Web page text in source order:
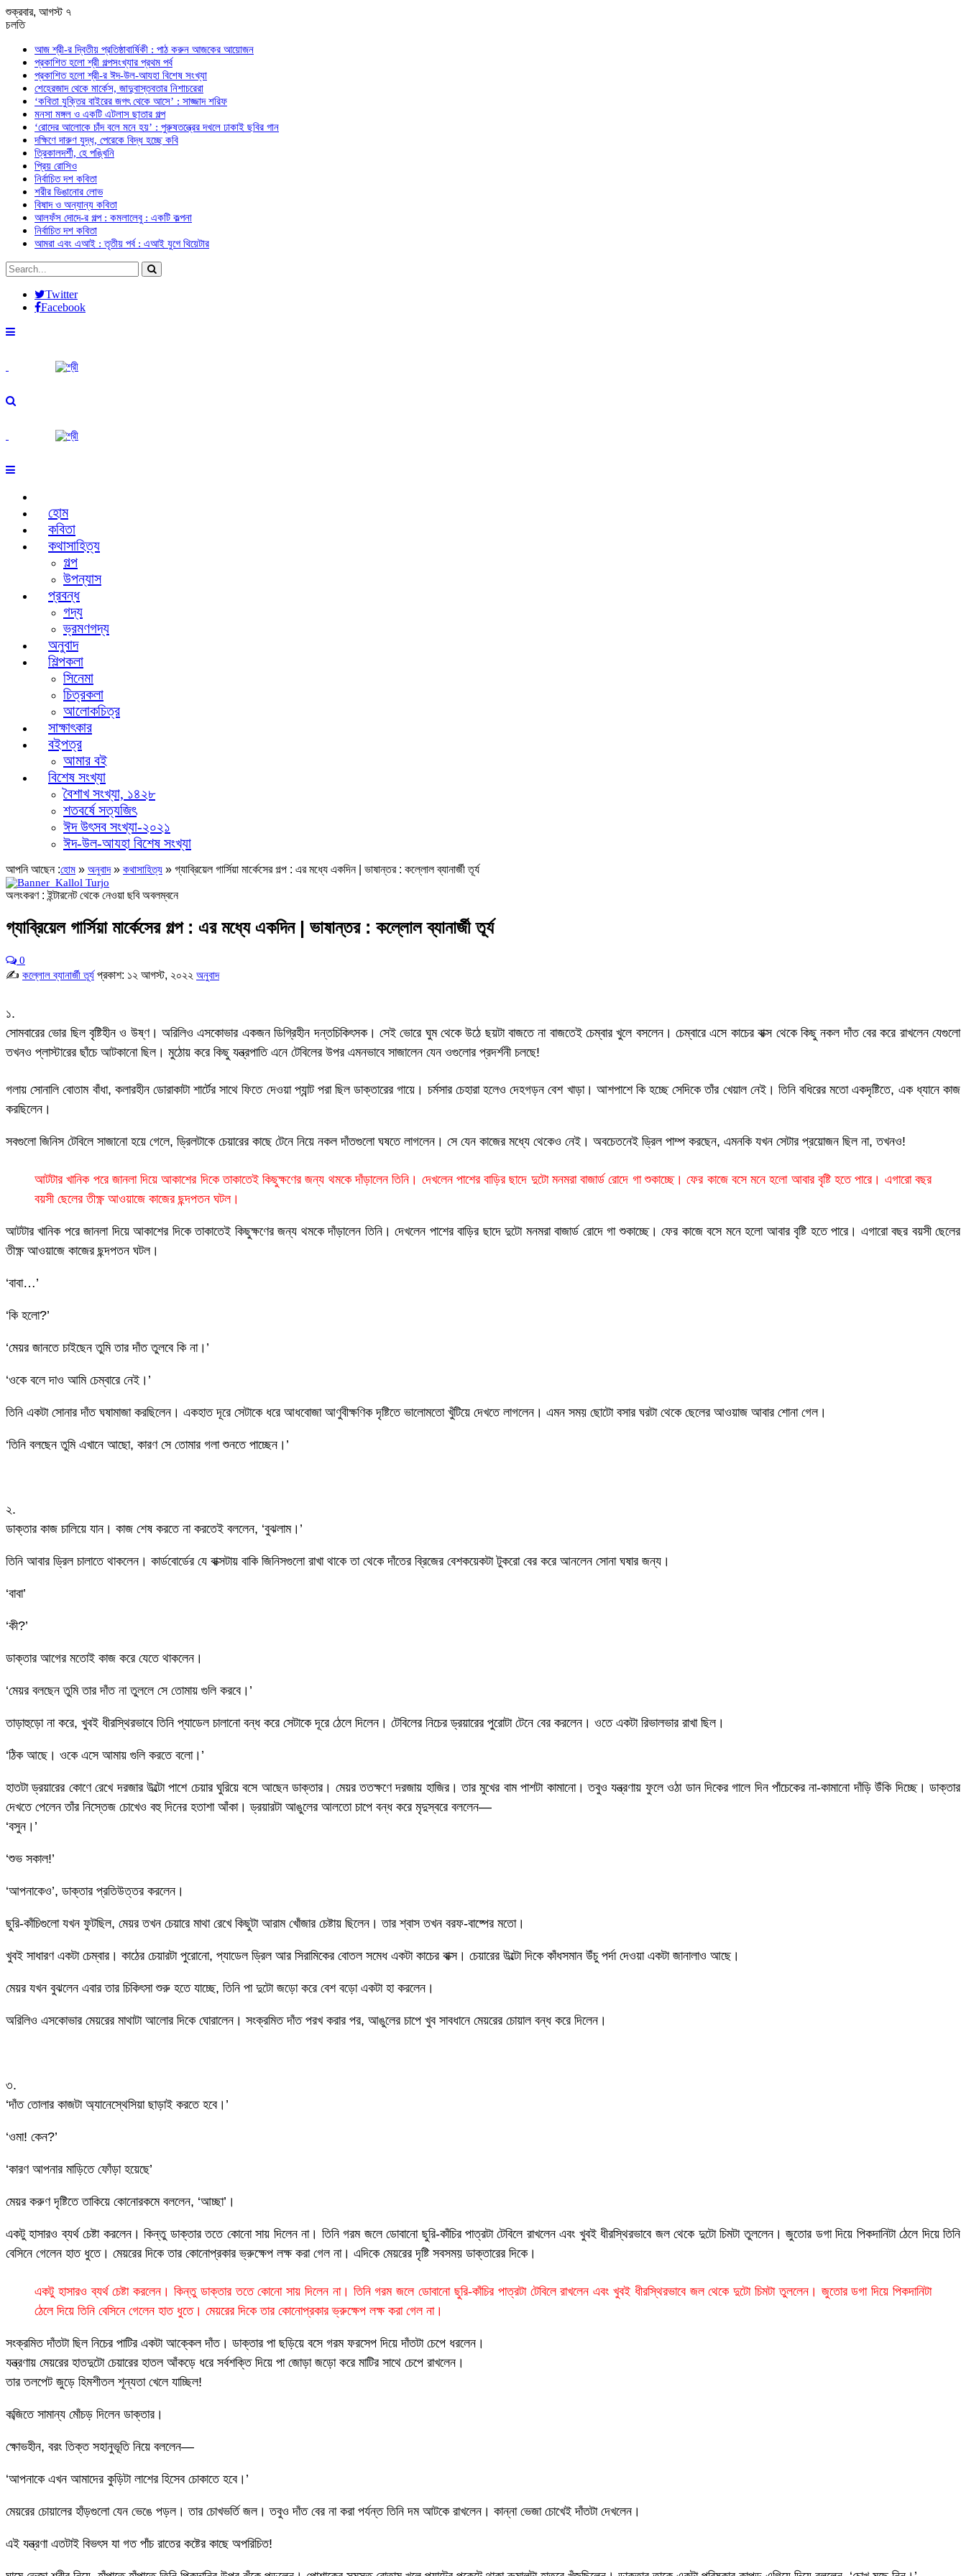
শুক্রবার, আগস্ট ৭
চলতি
আজ শ্রী-র দ্বিতীয় প্রতিষ্ঠাবার্ষিকী : পাঠ করুন আজকের আয়োজন
প্রকাশিত হলো শ্রী গল্পসংখ্যার প্রথম পর্ব
প্রকাশিত হলো শ্রী-র ঈদ-উল-আযহা বিশেষ সংখ্যা
শেহেরজাদ থেকে মার্কেস, জাদুবাস্তবতার নিশাচরেরা
‘কবিতা যুক্তির বাইরের জগৎ থেকে আসে’ : সাজ্জাদ শরিফ
মনসা মঙ্গল ও একটি এটলাস ছাতার গল্প
‘রোদের আলোকে চাঁদ বলে মনে হয়’ : পুরুষতন্ত্রের দখলে ঢাকাই ছবির গান
দক্ষিণে দারুণ যুদ্ধ, পেরেকে বিদ্ধ হচ্ছে কবি
ত্রিকালদর্শী, হে পঙ্খিনি
প্রিয় রোসিও
নির্বাচিত দশ কবিতা
শরীর ডিঙানোর লোভ
বিষাদ ও অন্যান্য কবিতা
আলফঁস দোদে-র গল্প : কমলালেবু : একটি কল্পনা
নির্বাচিত দশ কবিতা
আমরা এবং এআই : তৃতীয় পর্ব : এআই যুগে থিয়েটার
Twitter
Facebook
হোম
কবিতা
কথাসাহিত্য
গল্প
উপন্যাস
প্রবন্ধ
গদ্য
ভ্রমণগদ্য
অনুবাদ
শিল্পকলা
সিনেমা
চিত্রকলা
আলোকচিত্র
সাক্ষাৎকার
বইপত্র
আমার বই
বিশেষ সংখ্যা
বৈশাখ সংখ্যা, ১৪২৮
শতবর্ষে সত্যজিৎ
ঈদ উৎসব সংখ্যা-২০২১
ঈদ-উল-আযহা বিশেষ সংখ্যা
আপনি আছেন :হোম » অনুবাদ » কথাসাহিত্য » গ্যাব্রিয়েল গার্সিয়া মার্কেসের গল্প : এর মধ্যে একদিন | ভাষান্তর : কল্লোল ব্যানার্জী তূর্য
অলংকরণ : ইন্টারনেট থেকে নেওয়া ছবি অবলম্বনে
গ্যাব্রিয়েল গার্সিয়া মার্কেসের গল্প : এর মধ্যে একদিন | ভাষান্তর : কল্লোল ব্যানার্জী তূর্য
0
✍ কল্লোল ব্যানার্জী তূর্য প্রকাশ: ১২ আগস্ট, ২০২২ অনুবাদ
১.
সোমবারের ভোর ছিল বৃষ্টিহীন ও উষ্ণ। অরিলিও এসকোভার একজন ডিগ্রিহীন দন্তচিকিৎসক। সেই ভোরে ঘুম থেকে উঠে ছয়টা বাজতে না বাজতেই চেম্বার খুলে বসলেন। চেম্বারে এসে কাচের বাক্স থেকে কিছু নকল দাঁত বের করে রাখলেন যেগুলো
তখনও প্লাস্টারের ছাঁচে আটকানো ছিল। মুঠোয় করে কিছু যন্ত্রপাতি এনে টেবিলের উপর এমনভাবে সাজালেন যেন ওগুলোর প্রদর্শনী চলছে!
গলায় সোনালি বোতাম বাঁধা, কলারহীন ডোরাকাটা শার্টের সাথে ফিতে দেওয়া প্যান্ট পরা ছিল ডাক্তারের গায়ে। চর্মসার চেহারা হলেও দেহগড়ন বেশ খাড়া। আশপাশে কি হচ্ছে সেদিকে তাঁর খেয়াল নেই। তিনি বধিরের মতো একদৃষ্টিতে, এক ধ্যানে কাজ
করছিলেন।
সবগুলো জিনিস টেবিলে সাজানো হয়ে গেলে, ড্রিলটাকে চেয়ারের কাছে টেনে নিয়ে নকল দাঁতগুলো ঘষতে লাগলেন। সে যেন কাজের মধ্যে থেকেও নেই। অবচেতনেই ড্রিল পাম্প করছেন, এমনকি যখন সেটার প্রয়োজন ছিল না, তখনও!
আটটার খানিক পরে জানলা দিয়ে আকাশের দিকে তাকাতেই কিছুক্ষণের জন্য থমকে দাঁড়ালেন তিনি। দেখলেন পাশের বাড়ির ছাদে দুটো মনমরা বাজার্ড রোদে গা শুকাচ্ছে। ফের কাজে বসে মনে হলো আবার বৃষ্টি হতে পারে। এগারো বছর
বয়সী ছেলের তীক্ষ্ণ আওয়াজে কাজের ছন্দপতন ঘটল।
আটটার খানিক পরে জানলা দিয়ে আকাশের দিকে তাকাতেই কিছুক্ষণের জন্য থমকে দাঁড়ালেন তিনি। দেখলেন পাশের বাড়ির ছাদে দুটো মনমরা বাজার্ড রোদে গা শুকাচ্ছে। ফের কাজে বসে মনে হলো আবার বৃষ্টি হতে পারে। এগারো বছর বয়সী ছেলের
তীক্ষ্ণ আওয়াজে কাজের ছন্দপতন ঘটল।
‘বাবা…’
‘কি হলো?’
‘মেয়র জানতে চাইছেন তুমি তার দাঁত তুলবে কি না।’
‘ওকে বলে দাও আমি চেম্বারে নেই।’
তিনি একটা সোনার দাঁত ঘষামাজা করছিলেন। একহাত দূরে সেটাকে ধরে আধবোজা আণুবীক্ষণিক দৃষ্টিতে ভালোমতো খুঁটিয়ে দেখতে লাগলেন। এমন সময় ছোটো বসার ঘরটা থেকে ছেলের আওয়াজ আবার শোনা গেল।
‘তিনি বলছেন তুমি এখানে আছো, কারণ সে তোমার গলা শুনতে পাচ্ছেন।’
২.
ডাক্তার কাজ চালিয়ে যান। কাজ শেষ করতে না করতেই বললেন, ‘বুঝলাম।’
তিনি আবার ড্রিল চালাতে থাকলেন। কার্ডবোর্ডের যে বাক্সটায় বাকি জিনিসগুলো রাখা থাকে তা থেকে দাঁতের ব্রিজের বেশকয়েকটা টুকরো বের করে আনলেন সোনা ঘষার জন্য।
‘বাবা’
‘কী?’
ডাক্তার আগের মতোই কাজ করে যেতে থাকলেন।
‘মেয়র বলছেন তুমি তার দাঁত না তুললে সে তোমায় গুলি করবে।’
তাড়াহুড়ো না করে, খুবই ধীরস্থিরভাবে তিনি প্যাডেল চালানো বন্ধ করে সেটাকে দূরে ঠেলে দিলেন। টেবিলের নিচের ড্রয়ারের পুরোটা টেনে বের করলেন। ওতে একটা রিভালভার রাখা ছিল।
‘ঠিক আছে। ওকে এসে আমায় গুলি করতে বলো।’
হাতটা ড্রয়ারের কোণে রেখে দরজার উল্টো পাশে চেয়ার ঘুরিয়ে বসে আছেন ডাক্তার। মেয়র ততক্ষণে দরজায় হাজির। তার মুখের বাম পাশটা কামানো। তবুও যন্ত্রণায় ফুলে ওঠা ডান দিকের গালে দিন পাঁচেকের না-কামানো দাঁড়ি উঁকি দিচ্ছে। ডাক্তার
দেখতে পেলেন তাঁর নিস্তেজ চোখেও বহু দিনের হতাশা আঁকা। ড্রয়ারটা আঙুলের আলতো চাপে বন্ধ করে মৃদুস্বরে বললেন—
‘বসুন।’
‘শুভ সকাল!’
‘আপনাকেও’, ডাক্তার প্রতিউত্তর করলেন।
ছুরি-কাঁচিগুলো যখন ফুটছিল, মেয়র তখন চেয়ারে মাথা রেখে কিছুটা আরাম খোঁজার চেষ্টায় ছিলেন। তার শ্বাস তখন বরফ-বাষ্পের মতো।
খুবই সাধারণ একটা চেম্বার। কাঠের চেয়ারটা পুরোনো, প্যাডেল ড্রিল আর সিরামিকের বোতল সমেধ একটা কাচের বাক্স। চেয়ারের উল্টো দিকে কাঁধসমান উঁচু পর্দা দেওয়া একটা জানালাও আছে।
মেয়র যখন বুঝলেন এবার তার চিকিৎসা শুরু হতে যাচ্ছে, তিনি পা দুটো জড়ো করে বেশ বড়ো একটা হা করলেন।
অরিলিও এসকোভার মেয়রের মাথাটা আলোর দিকে ঘোরালেন। সংক্রমিত দাঁত পরখ করার পর, আঙুলের চাপে খুব সাবধানে মেয়রের চোয়াল বন্ধ করে দিলেন।
৩.
‘দাঁত তোলার কাজটা অ্যানেস্থেসিয়া ছাড়াই করতে হবে।’
‘ওমা! কেন?’
‘কারণ আপনার মাড়িতে ফোঁড়া হয়েছে’
মেয়র করুণ দৃষ্টিতে তাকিয়ে কোনোরকমে বললেন, ‘আচ্ছা’।
একটু হাসারও ব্যর্থ চেষ্টা করলেন। কিন্তু ডাক্তার ততে কোনো সায় দিলেন না। তিনি গরম জলে ডোবানো ছুরি-কাঁচির পাত্রটা টেবিলে রাখলেন এবং খুবই ধীরস্থিরভাবে জল থেকে দুটো চিমটা তুললেন। জুতোর ডগা দিয়ে পিকদানিটা ঠেলে দিয়ে তিনি
বেসিনে গেলেন হাত ধুতে। মেয়রের দিকে তার কোনোপ্রকার ভ্রুক্ষেপ লক্ষ করা গেল না। এদিকে মেয়রের দৃষ্টি সবসময় ডাক্তারের দিকে।
একটু হাসারও ব্যর্থ চেষ্টা করলেন। কিন্তু ডাক্তার ততে কোনো সায় দিলেন না। তিনি গরম জলে ডোবানো ছুরি-কাঁচির পাত্রটা টেবিলে রাখলেন এবং খুবই ধীরস্থিরভাবে জল থেকে দুটো চিমটা তুললেন। জুতোর ডগা দিয়ে পিকদানিটা
ঠেলে দিয়ে তিনি বেসিনে গেলেন হাত ধুতে। মেয়রের দিকে তার কোনোপ্রকার ভ্রুক্ষেপ লক্ষ করা গেল না।
সংক্রমিত দাঁতটা ছিল নিচের পাটির একটা আক্কেল দাঁত। ডাক্তার পা ছড়িয়ে বসে গরম ফরসেপ দিয়ে দাঁতটা চেপে ধরলেন।
যন্ত্রণায় মেয়রের হাতদুটো চেয়ারের হাতল আঁকড়ে ধরে সর্বশক্তি দিয়ে পা জোড়া জড়ো করে মাটির সাথে চেপে রাখলেন।
তার তলপেট জুড়ে হিমশীতল শূন্যতা খেলে যাচ্ছিল!
কব্জিতে সামান্য মোঁচড় দিলেন ডাক্তার।
ক্ষোভহীন, বরং তিক্ত সহানুভূতি নিয়ে বললেন—
‘আপনাকে এখন আমাদের কুড়িটা লাশের হিসেব চোকাতে হবে।’
মেয়রের চোয়ালের হাঁড়গুলো যেন ভেঙে পড়ল। তার চোখভর্তি জল। তবুও দাঁত বের না করা পর্যন্ত তিনি দম আটকে রাখলেন। কান্না ভেজা চোখেই দাঁতটা দেখলেন।
এই যন্ত্রণা এতটাই বিভৎস যা গত পাঁচ রাতের কষ্টের কাছে অপরিচিত!